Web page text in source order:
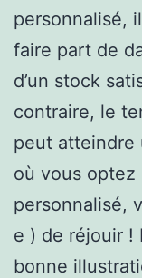
personnalisé,
faire part de
d’un stock
contraire, le
peut atteindre
où vous optez
personnalisé,
e ) de réjouir !
bonne